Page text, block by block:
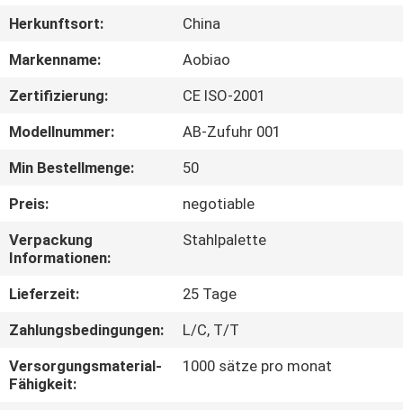
UNS
AUSFLUG
QUALITÄTSKONTROLLE
TRETEN
SIE
MIT
UNS
VERBINDUNG
ECER
Herkunftsort:
China
Markenname:
Aobiao
Zertifizierung:
CE ISO-2001
Modellnummer:
AB-Zufuhr 001
Min Bestellmenge:
50
Preis:
negotiable
Verpackung
Informationen:
Stahlpalette
Lieferzeit:
25 Tage
Zahlungsbedingungen:
L/C, T/T
Versorgungsmaterial-
Fähigkeit:
1000 sätze pro monat